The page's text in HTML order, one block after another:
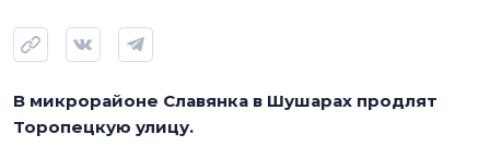
В микрорайоне Славянка в Шушарах продлят
Торопецкую улицу.